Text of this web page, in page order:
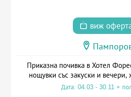
виж
Приказна почивка в Хотел
нощувки със закуски и
Дата: 04.03 - 30.11 +